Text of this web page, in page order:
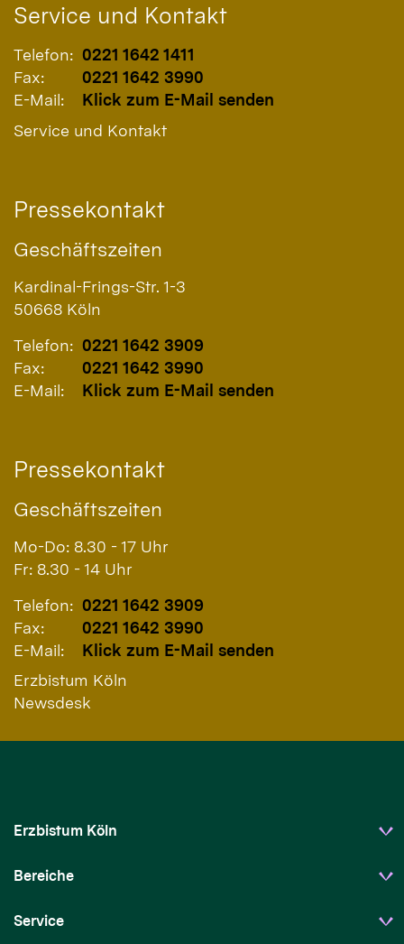
Service und Kontakt
Telefon: 0221 1642 1411
Fax:
0221 1642 3990
E-Mail:
Klick zum E-Mail senden
Service und Kontakt
Pressekontakt
Geschäftszeiten
Kardinal-Frings-Str. 1-3
50668 Köln
Telefon: 0221 1642 3909
Fax:
0221 1642 3990
E-Mail:
Klick zum E-Mail senden
Pressekontakt
Geschäftszeiten
Mo-Do: 8.30 - 17 Uhr
Fr: 8.30 - 14 Uhr
Telefon: 0221 1642 3909
Fax:
0221 1642 3990
E-Mail:
Klick zum E-Mail senden
Erzbistum Köln
Newsdesk
Erzbistum Köln
Bereiche
Service